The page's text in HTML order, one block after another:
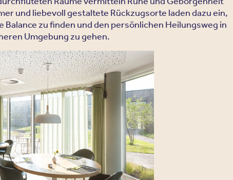
und liebevoll gestaltete Rückzugsorte laden dazu ein,
Balance zu finden und den persönlichen Heilungsweg in
Umgebung zu gehen.